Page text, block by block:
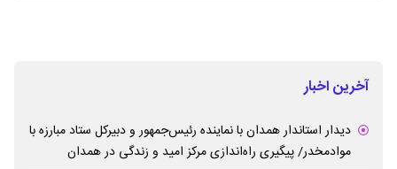
آخرین اخبار
دیدار استاندار همدان با نماینده رئیس‌جمهور و دبیرکل ستاد مبارزه با
موادمخدر/ پیگیری راه‌اندازی مرکز امید و زندگی در همدان